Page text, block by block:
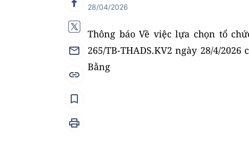
28/04/2026
Thông báo Về việc lựa chọn tổ
265/TB-THADS.KV2 ngày 28/4/
Bằng